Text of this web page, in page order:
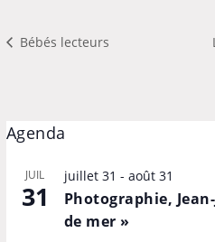
Bébés lecteurs
Agenda
JUIL
31
juillet 31 - août 31
Photographie,
de mer »